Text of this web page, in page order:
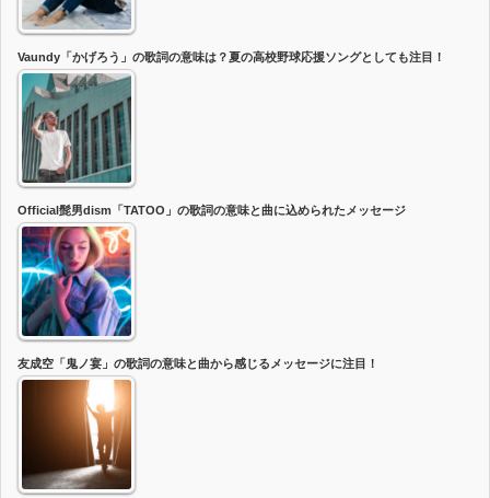
Vaundy「かげろう」の歌詞の意味は？夏の高校野球応援ソングとしても注目！
Official髭男dism「TATOO」の歌詞の意味と曲に込められたメッセージ
友成空「鬼ノ宴」の歌詞の意味と曲から感じるメッセージに注目！